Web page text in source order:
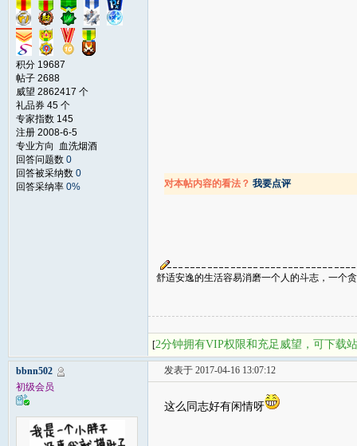
积分 19687
帖子 2688
威望 2862417 个
礼品券 45 个
专家指数 145
注册 2008-6-5
专业方向 血洗烟酒
回答问题数 0
回答被采纳数 0
回答采纳率 0% 对本帖内容的看法？ 我要点评
舒适安逸的生活容易消磨一个人的斗志，一个
[2分钟拥有VIP权限和充足威望，可下载
bbnn502
初级会员
发表于 2017-04-16 13:07:12
这么同志好有闲情呀